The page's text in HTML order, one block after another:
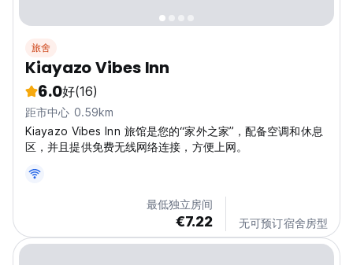
旅舍
Kiayazo Vibes Inn
6.0好(16)
距市中心 0.59km
Kiayazo Vibes Inn 旅馆是您的“家外之家”，配备空调和休息
区，并且提供免费无线网络连接，方便上网。
最低独立房间
€7.22 无可预订宿舍房型